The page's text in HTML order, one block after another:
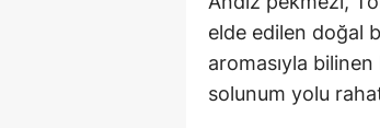
elde edilen doğal
aromasıyla
solunum yolu